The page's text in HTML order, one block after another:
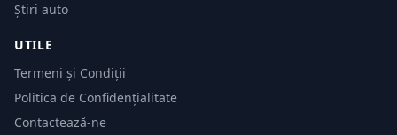
Știri auto
UTILE
Termeni și Condiții
Politica de Confidențialitate
Contactează-ne